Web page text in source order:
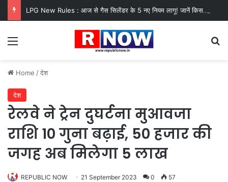
LPG New Rules : आज से गैस सिलेंडर के 5 नए नियम लागू! जानें किसका कटेगा कनेक्शन, कितने दिन बाद होगी बुकिंग?
Menu
Home /देश
देश
रेलवे ने ट्रेन दुघर्टना मुआवजा
राशि 10 गुना बढ़ाई, 50 हजार की
जगह अब मिलेगा 5 लाख
REPUBLIC NOW 21 September 2023 0 57